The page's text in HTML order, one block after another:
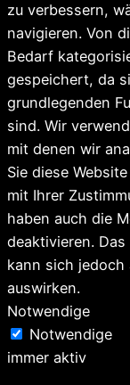
zu verbessern,
navigieren. Von
Bedarf
gespeichert, da
grundlegenden
sind. Wir
mit denen wir
Sie diese
mit Ihrer
haben auch die
deaktivieren.
kann sich jedoch
auswirken.
Notwendige
Notwendige
immer aktiv